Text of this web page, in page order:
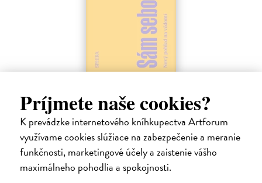
Príjmete naše cookies?
K prevádzke internetového kníhkupectva Artforum
využívame cookies slúžiace na zabezpečenie a meranie
funkčnosti, marketingové účely a zaistenie vášho
maximálneho pohodlia a spokojnosti.
Seth Anil| Kniha
Být sám sebou není tak jednoduché, jak se zdá. V mozku každého z
nás pracují společně miliardy neuronů a vytvářejí naše vědomé
zkušenosti.
Na sklade ?
21,47 €